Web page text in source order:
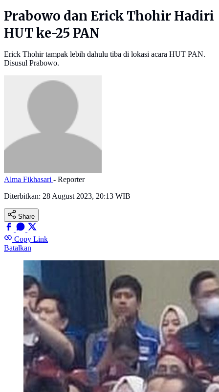
Prabowo dan Erick Thohir Hadiri
HUT ke-25 PAN
Erick Thohir tampak lebih dahulu tiba di lokasi acara HUT PAN.
Disusul Prabowo.
Alma Fikhasari - Reporter
Diterbitkan: 28 August 2023, 20:13 WIB
Share
Copy Link
Batalkan